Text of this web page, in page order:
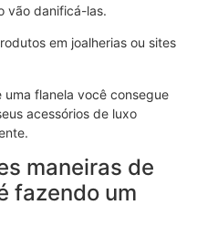
vão danificá-las.
em joalherias ou sites
flanela você consegue
acessórios de luxo
maneiras de
fazendo um